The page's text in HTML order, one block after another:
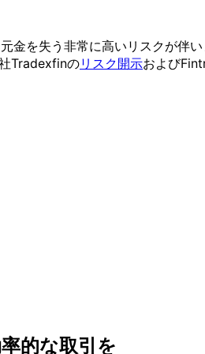
金を失う 非常に高いリスクが伴い
Tradexfinのリスク開示および
的な取引を